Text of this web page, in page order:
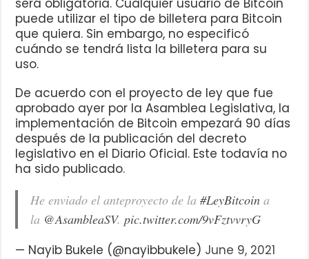
será obligatoria. Cualquier usuario de Bitcoin
puede utilizar el tipo de billetera para Bitcoin
que quiera. Sin embargo, no especificó
cuándo se tendrá lista la billetera para su
uso.
De acuerdo con el proyecto de ley que fue
aprobado ayer por la Asamblea Legislativa, la
implementación de Bitcoin empezará 90 días
después de la publicación del decreto
legislativo en el Diario Oficial. Este todavía no
ha sido publicado.
He enviado el anteproyecto de la#LeyBitcoin a
la @AsambleaSV.pic.twitter.com/9vFztvvryG
— Nayib Bukele (@nayibbukele) June 9, 2021